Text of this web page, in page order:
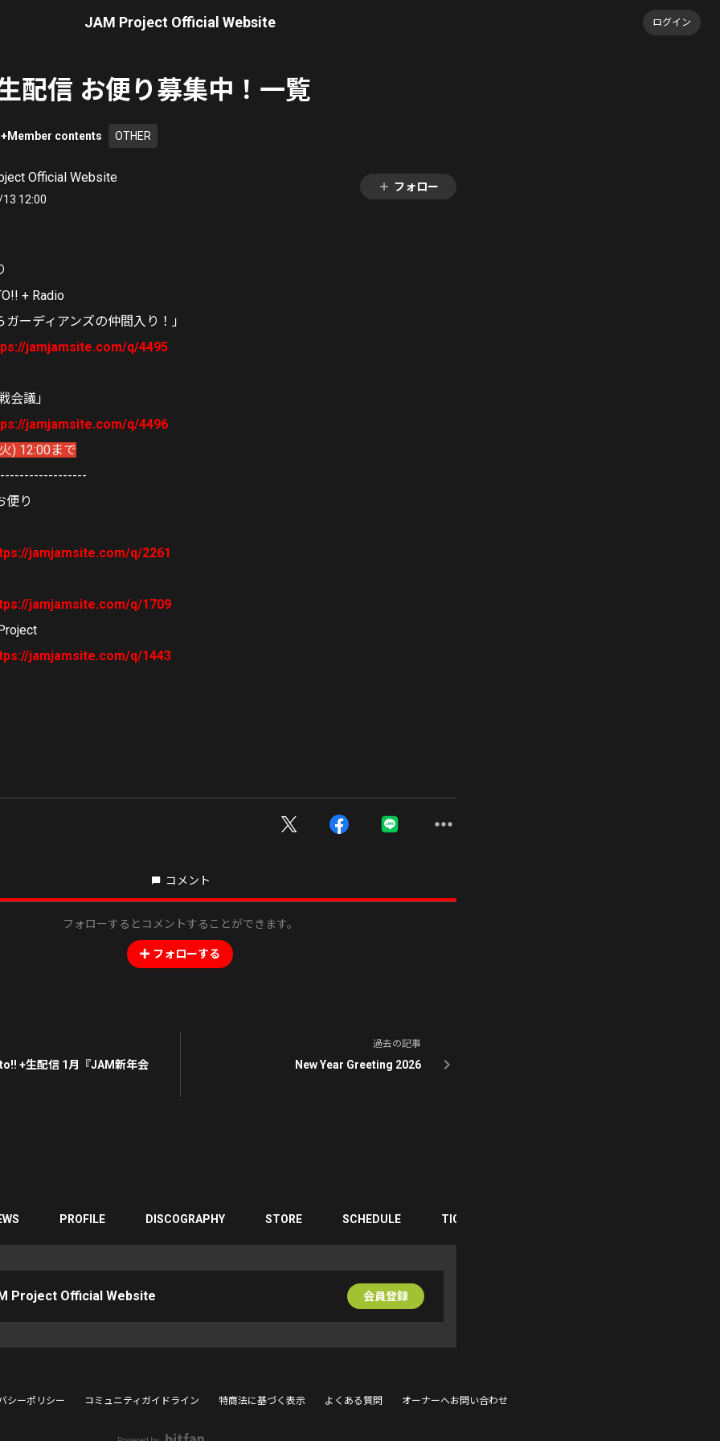
JAM Project Official Website ログイン
配信 お便り募集中！一覧
contents OTHER
Official Website
12:00
フォロー
+ Radio
ガーディアンズの仲間入り！」
jamjamsite.com/q/4495
会議」
jamjamsite.com/q/4496
) 12:00まで
便り
jamjamsite.com/q/2261
jamjamsite.com/q/1709
jamjamsite.com/q/1443
コメント
フォローするとコメントすることができます。
フォローする
+生配信 1月『JAM新年会
過去の記事
New Year Greeting 2026
PROFILE DISCOGRAPHY STORE SCHEDULE TICKET
Project Official Website 会員登録
シーポリシー コミュニティガイドライン 特商法に基づく表示 よくある質問 オーナーへお問い合わせ